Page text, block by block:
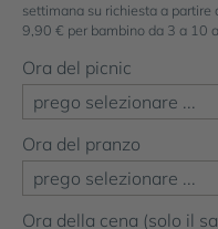
settimana su richiesta a
9,90 € per bambino da 3 a 10
Ora del picnic
Ora del pranzo
Ora della cena (solo il